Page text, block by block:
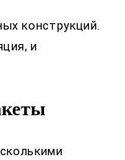
конструкций.
и